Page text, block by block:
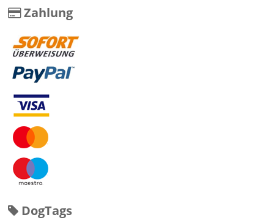
Zahlung
DogTags